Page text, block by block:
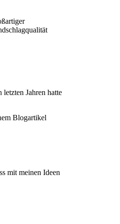
Jahren hatte
Blogartikel
mit meinen Ideen